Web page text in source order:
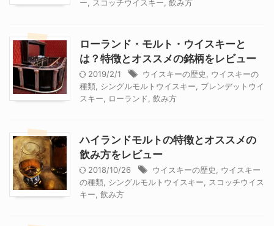
ー
スコッチウイスキー 飲み方
ローランド・モルト・ウイスキーと
は？特徴とオススメの銘柄をレビュー
2019/2/1 ウイスキーの歴史
ウイスキーの
種類 シングルモルトウイスキー
ブレンデットウイ
スキー
ローランド 飲み方
ハイランドモルトの特徴とオススメの
飲み方をレビュー
2018/10/26 ウイスキーの歴史
ウイスキー
の種類 シングルモルトウイスキー
スコッチウイス
キー 飲み方